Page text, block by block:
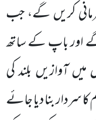
کریں گے، جب
اور باپ کے ساتھ
آوازیں بلند کی
سردار بنا دیا جائے